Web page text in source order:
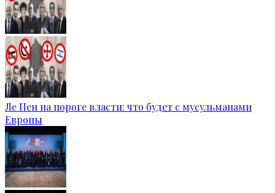
Ле Пен на пороге власти: что будет с мусульманами
Европы